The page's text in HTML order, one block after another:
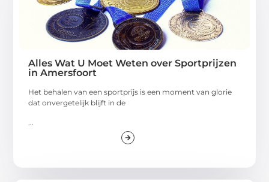
Alles Wat U Moet Weten over Sportprijzen
in Amersfoort
Het behalen van een sportprijs is een moment van glorie
dat onvergetelijk blijft in de